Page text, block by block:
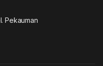
Pekauman